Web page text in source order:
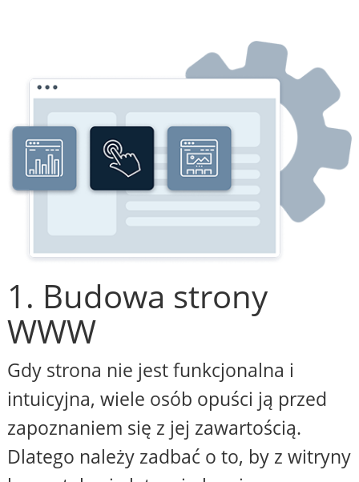
1. Budowa strony
WWW
Gdy strona nie jest funkcjonalna i
intuicyjna, wiele osób opuści ją przed
zapoznaniem się z jej zawartością.
Dlatego należy zadbać o to, by z witryny